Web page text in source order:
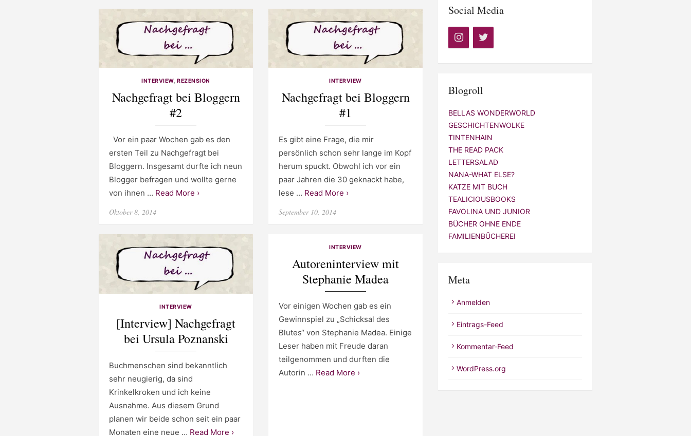
INTERVIEW,REZENSION
Nachgefragt bei Bloggern
#2
Vor ein paar Wochen gab es den
ersten Teil zu Nachgefragt bei
Bloggern. Insgesamt durfte ich neun
Blogger befragen und wollte gerne
von ihnen … Read More ›
Posted
Oktober 8, 2014
INTERVIEW
Nachgefragt bei Bloggern
#1
Es gibt eine Frage, die mir
persönlich schon sehr lange im Kopf
herum spuckt. Obwohl ich vor ein
paar Jahren die 30 geknackt habe,
lese … Read More ›
Posted
September 10, 2014
INTERVIEW
[Interview] Nachgefragt
bei Ursula Poznanski
Buchmenschen sind bekanntlich
sehr neugierig, da sind
Krinkelkroken und ich keine
Ausnahme. Aus diesem Grund
planen wir beide schon seit ein paar
Monaten eine neue … Read More ›
INTERVIEW
Autoreninterview mit
Stephanie Madea
Vor einigen Wochen gab es ein
Gewinnspiel zu „Schicksal des
Blutes“ von Stephanie Madea. Einige
Leser haben mit Freude daran
teilgenommen und durften die
Autorin … Read More ›
Social Media
Blogroll
BELLAS WONDERWORLD
GESCHICHTENWOLKE
TINTENHAIN
THE READ PACK
LETTERSALAD
NANA-WHAT ELSE?
KATZE MIT BUCH
TEALICIOUSBOOKS
FAVOLINA UND JUNIOR
BÜCHER OHNE ENDE
FAMILIENBÜCHEREI
Meta
Anmelden
Eintrags-Feed
Kommentar-Feed
WordPress.org